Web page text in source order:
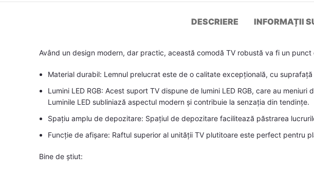
DESCRIERE INFORMAȚII
Având un design modern, dar practic, această comodă TV robustă va fi un
Material durabil: Lemnul prelucrat este de o calitate excepțională, cu
Lumini LED RGB: Acest suport TV dispune de lumini LED RGB, care au
Luminile LED subliniază aspectul modern și contribuie la senzația din tendințe.
Spațiu amplu de depozitare: Spațiul de depozitare facilitează păstrarea
Funcție de afișare: Raftul superior al unității TV plutitoare este perfect pentru
Bine de știut: